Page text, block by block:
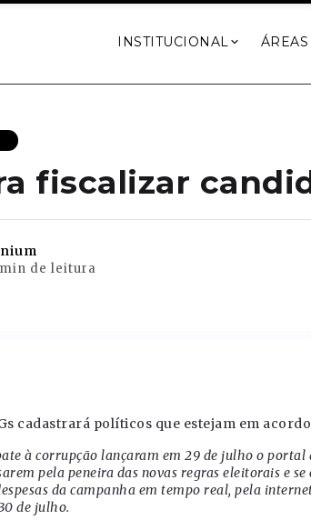
INSTITUCIONAL
fiscalizar
de leitura
cadastrará políticos que estejam em
à corrupção lançaram em 29 de julho o
pela peneira das novas regras eleitorais e
da campanha em tempo real, pela
de julho.